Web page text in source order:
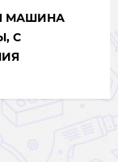
МАШИНА
С